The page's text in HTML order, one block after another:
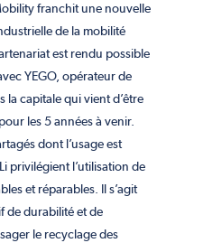
franchit une nouvelle
de la mobilité
est rendu possible
YEGO, opérateur de
la capitale qui vient d’être
les 5 années à venir.
dont l’usage est
privilégient l’utilisation de
et réparables. Il s’agit
de durabilité et de
le recyclage des